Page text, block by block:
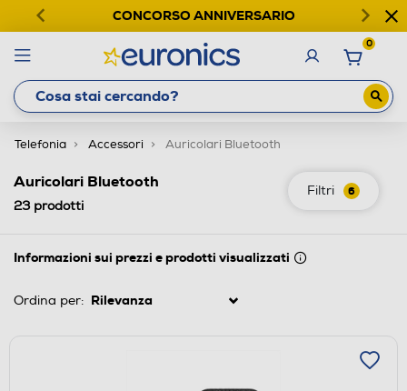
CONCORSO ANNIVERSARIO
0
Telefonia Accessori Auricolari Bluetooth
Filtri 6
Auricolari Bluetooth
23prodotti
Informazioni sui prezzi e prodotti visualizzati
Ordina per: